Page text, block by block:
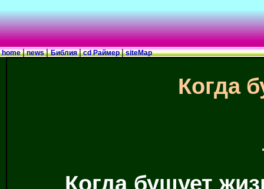
home|news|Библия|cd Раймер|siteMap
Когда
Когда бушует